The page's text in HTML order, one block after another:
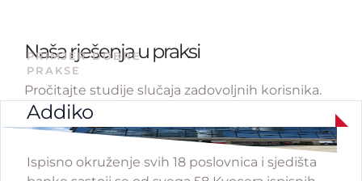
Naša rješenja u praksi
Pročitajte studije slučaja zadovoljnih korisnika.
PRIMJER DOBRE
PRAKSE
Addiko
Ispisno okruženje svih 18 poslovnica i sjedišta